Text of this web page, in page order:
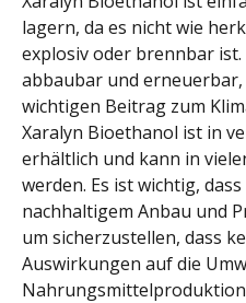
lagern, da es nicht wie
explosiv oder brennbar
abbaubar und
wichtigen Beitrag zum
Xaralyn Bioethanol ist in
erhältlich und kann in
werden. Es ist wichtig,
nachhaltigem Anbau und
um sicherzustellen, dass
Auswirkungen auf die